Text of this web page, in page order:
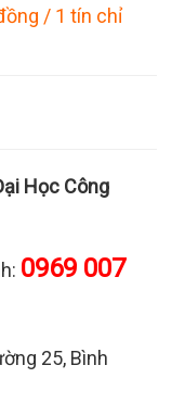
/ 1 tín chỉ
Học Công
0969 007
25, Bình